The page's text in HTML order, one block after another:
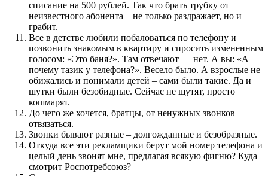
списание на 500 рублей. Так что брать трубку от
неизвестного абонента – не только раздражает, но и
грабит.
Все в детстве любили побаловаться по телефону и
позвонить знакомым в квартиру и спросить измененным
голосом: «Это баня?». Там отвечают — нет. А вы: «А
почему тазик у телефона?». Весело было. А взрослые не
обижались и понимали детей – сами были такие. Да и
шутки были безобидные. Сейчас не шутят, просто
кошмарят.
До чего же хочется, братцы, от ненужных звонков
отвязаться.
Звонки бывают разные – долгожданные и безобразные.
Откуда все эти рекламщики берут мой номер телефона и
целый день звонят мне, предлагая всякую фигню? Куда
смотрит Роспотребсоюз?